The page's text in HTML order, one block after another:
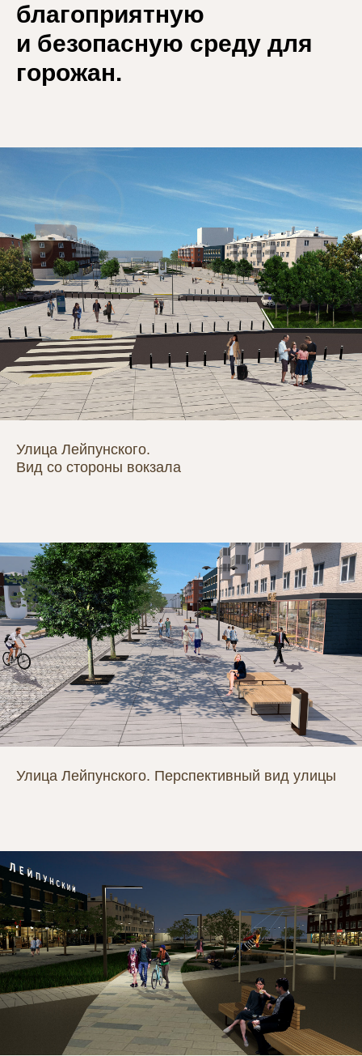
благоприятную
и безопасную среду для
горожан.
Улица Лейпунского.
Вид со стороны вокзала
Улица Лейпунского. Перспективный вид улицы